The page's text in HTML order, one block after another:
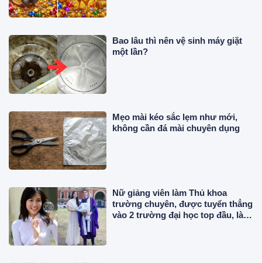
Bao lâu thì nên vệ sinh máy giặt
một lần?
Mẹo mài kéo sắc lẹm như mới,
không cần đá mài chuyên dụng
Nữ giảng viên làm Thủ khoa
trường chuyên, được tuyển thẳng
vào 2 trường đại học top đầu, là Á